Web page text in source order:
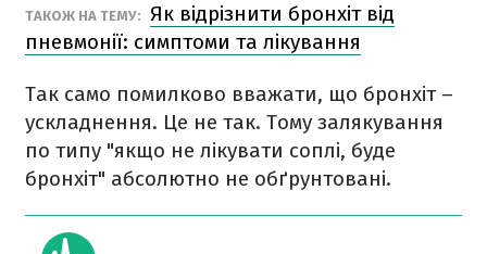
ТАКОЖ НА ТЕМУ: Як відрізнити бронхіт від
пневмонії: симптоми та лікування
Так само помилково вважати, що бронхіт –
ускладнення. Це не так. Тому залякування
по типу "якщо не лікувати соплі, буде
бронхіт" абсолютно не обґрунтовані.